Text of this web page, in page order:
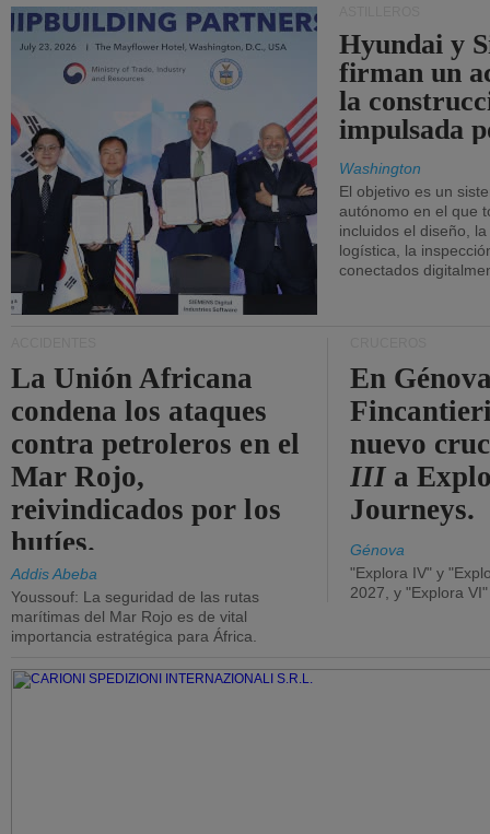
Hyundai y
firman un
la
impulsada
Washington
El objetivo es un
autónomo en el que
incluidos el diseño,
logística, la
conectados
La Unión Africana
condena los ataques
contra petroleros en el
Mar Rojo,
reivindicados por los
hutíes.
Addis Abeba
Youssouf: La seguridad de las rutas
marítimas del Mar Rojo es de vital
importancia estratégica para África.
En
nuevo
III a
Journeys.
Génova
"Explora IV" y
2027, y "Explora